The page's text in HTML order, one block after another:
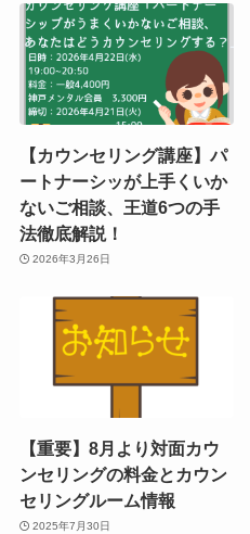
【カウンセリング講座】パ
ートナーシッが上手くいか
ないご相談、王道6つの手
法徹底解説！
2026年3月26日
【重要】8月より対面カウ
ンセリングの料金とカウン
セリングルーム情報
2025年7月30日